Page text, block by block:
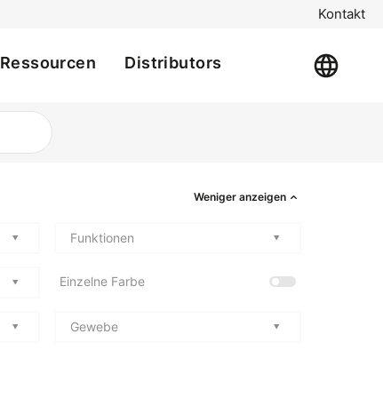
Kontakt
Ressourcen Distributors
Weniger anzeigen
Funktionen
Einzelne Farbe
Gewebe